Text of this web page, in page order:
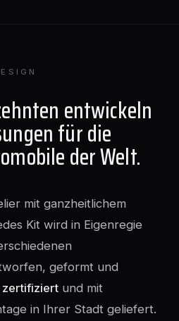
entwickeln
für die
der Welt.
mit ganzheitlichem
Kit wird in Eigenregie
geformt und
zertifiziert und mit
in Ihrer Stadt geliefert.